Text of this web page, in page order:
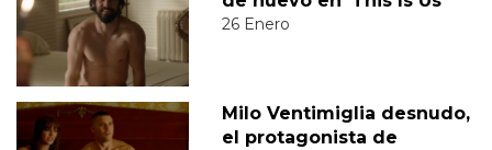
26 Enero
Milo Ventimiglia desnudo,
el protagonista de